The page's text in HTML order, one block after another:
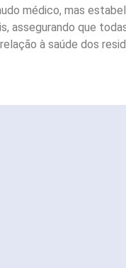
médico, mas
assegurando que
à saúde dos